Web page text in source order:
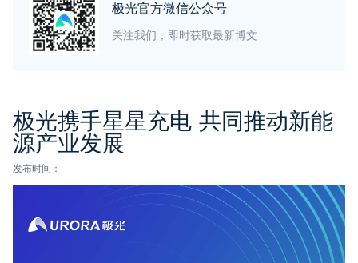
极光携手星星充电 共同推动新能
源产业发展
发布时间：
极光官方微信公众号
关注我们，即时获取最新博文